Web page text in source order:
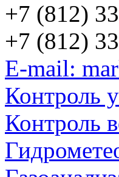
+7 (812)
+7 (812)
E-mail:
Контроль
Контроль